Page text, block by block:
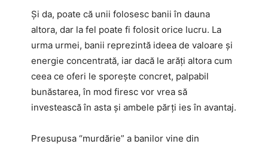
Și da, poate că unii folosesc banii în dauna
altora, dar la fel poate fi folosit orice lucru. La
urma urmei, banii reprezintă ideea de valoare și
energie concentrată, iar dacă le arăți altora cum
ceea ce oferi le sporește concret, palpabil
bunăstarea, în mod firesc vor vrea să
investească în asta și ambele părți ies în avantaj.
Presupusa “murdărie” a banilor vine din